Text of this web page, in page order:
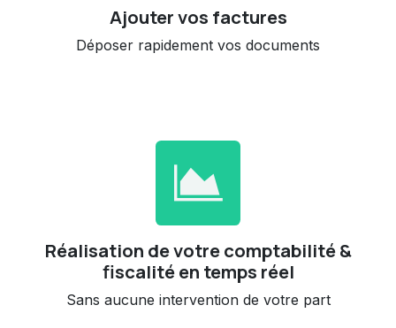
Ajouter vos factures
Déposer rapidement vos documents
Réalisation de votre comptabilité &
fiscalité en temps réel
Sans aucune intervention de votre part